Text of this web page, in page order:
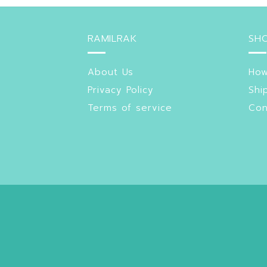
RAMILRAK
About Us
Privacy Policy
Terms of service